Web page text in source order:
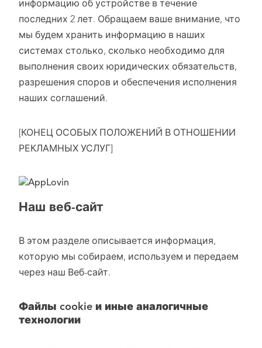
информацию об устройстве в течение
последних 2 лет. Обращаем ваше внимание, что
мы будем хранить информацию в наших
системах столько, сколько необходимо для
выполнения своих юридических обязательств,
разрешения споров и обеспечения исполнения
наших соглашений.
[КОНЕЦ ОСОБЫХ ПОЛОЖЕНИЙ В ОТНОШЕНИИ
РЕКЛАМНЫХ УСЛУГ]
Наш веб-сайт
В этом разделе описывается информация,
которую мы собираем, используем и передаем
через наш Веб-сайт.
Файлы cookie и иные аналогичные
технологии